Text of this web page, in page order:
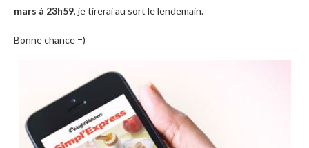
mars à 23h59, je tirerai au sort le lendemain.
Bonne chance =)